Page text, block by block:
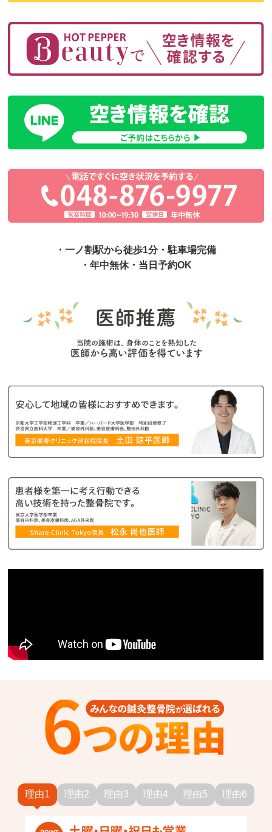
・一ノ割駅から徒歩1分・駐車場完備
・年中無休・当日予約OK
理由1 理由2 理由3 理由4 理由5 理由6